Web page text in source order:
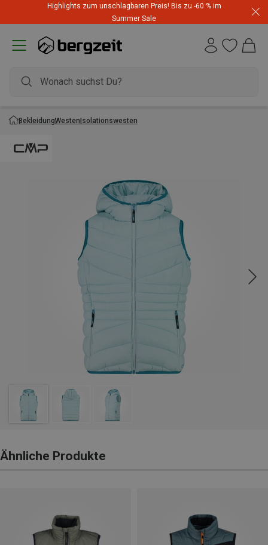
Highlights zum unschlagbaren Preis! Bis zu -60 % im
Summer Sale
BekleidungWestenIsolationswesten
Ähnliche Produkte